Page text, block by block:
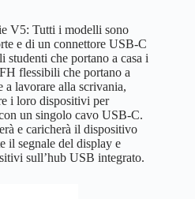
V5: Tutti i modelli sono
e di un connettore USB-C
che portano a casa i
flessibili che portano a
a lavorare alla scrivania,
i loro dispositivi per
un singolo cavo USB-C.
e caricherà il dispositivo
il segnale del display e
sull’hub USB integrato.